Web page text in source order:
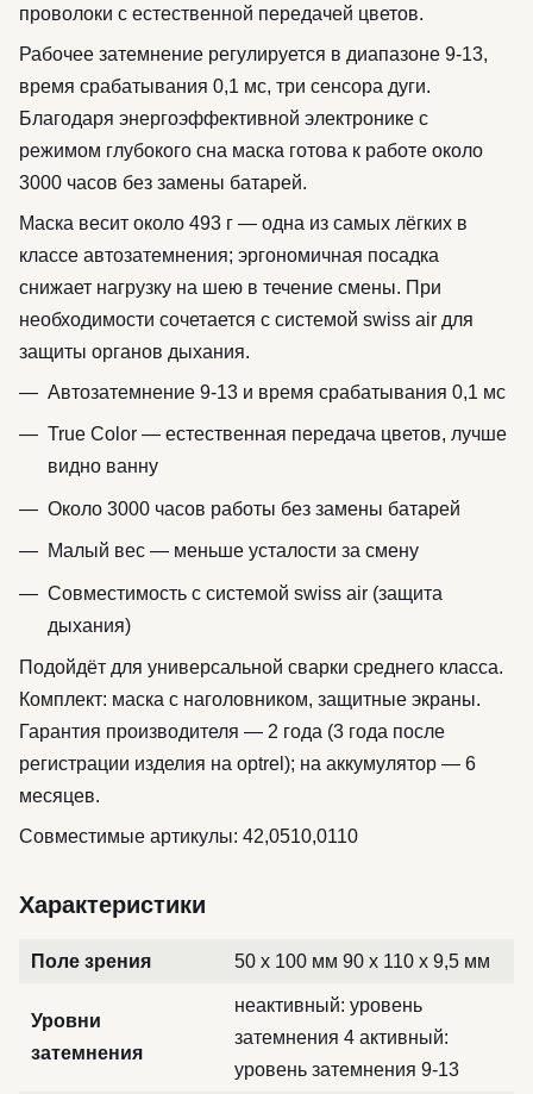
проволоки с естественной передачей цветов.
Рабочее затемнение регулируется в диапазоне 9-13,
время срабатывания 0,1 мс, три сенсора дуги.
Благодаря энергоэффективной электронике с
режимом глубокого сна маска готова к работе около
3000 часов без замены батарей.
Маска весит около 493 г — одна из самых лёгких в
классе автозатемнения; эргономичная посадка
снижает нагрузку на шею в течение смены. При
необходимости сочетается с системой swiss air для
защиты органов дыхания.
Автозатемнение 9-13 и время срабатывания 0,1 мс
True Color — естественная передача цветов, лучше
видно ванну
Около 3000 часов работы без замены батарей
Малый вес — меньше усталости за смену
Совместимость с системой swiss air (защита
дыхания)
Подойдёт для универсальной сварки среднего класса.
Комплект: маска с наголовником, защитные экраны.
Гарантия производителя — 2 года (3 года после
регистрации изделия на optrel); на аккумулятор — 6
месяцев.
Совместимые артикулы: 42,0510,0110
Характеристики
Поле зрения 50 x 100 мм 90 x 110 x 9,5 мм
Уровни
затемнения
неактивный: уровень
затемнения 4 активный:
уровень затемнения 9-13